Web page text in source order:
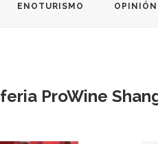
ENOTURISMO OPINIÓN
ProWine